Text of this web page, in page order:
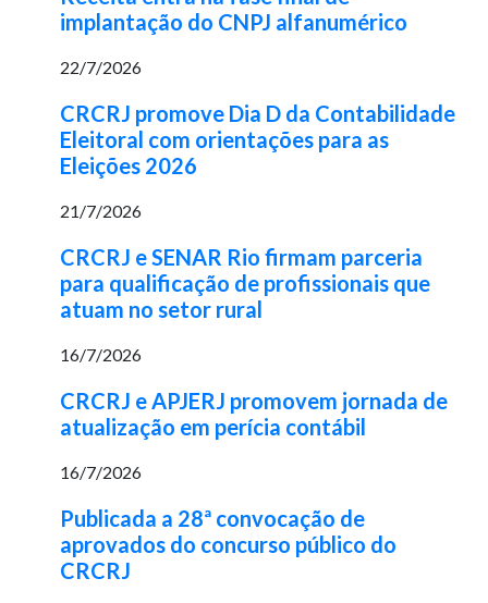
implantação do CNPJ alfanumérico
22/7/2026
CRCRJ promove Dia D da Contabilidade
Eleitoral com orientações para as
Eleições 2026
21/7/2026
CRCRJ e SENAR Rio firmam parceria
para qualificação de profissionais que
atuam no setor rural
16/7/2026
CRCRJ e APJERJ promovem jornada de
atualização em perícia contábil
16/7/2026
Publicada a 28ª convocação de
aprovados do concurso público do
CRCRJ